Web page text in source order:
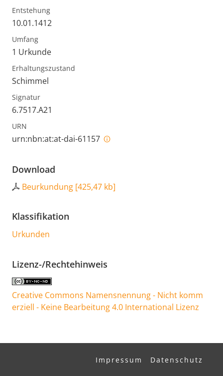
Entstehung
10.01.1412
Umfang
1 Urkunde
Erhaltungszustand
Schimmel
Signatur
6.7517.A21
URN
urn:nbn:at:at-dai-61157
Download
Beurkundung [425,47 kb]
Klassifikation
Urkunden
Lizenz-/Rechtehinweis
Creative Commons Namensnennung - Nicht komm
erziell - Keine Bearbeitung 4.0 International Lizenz
Impressum Datenschutz